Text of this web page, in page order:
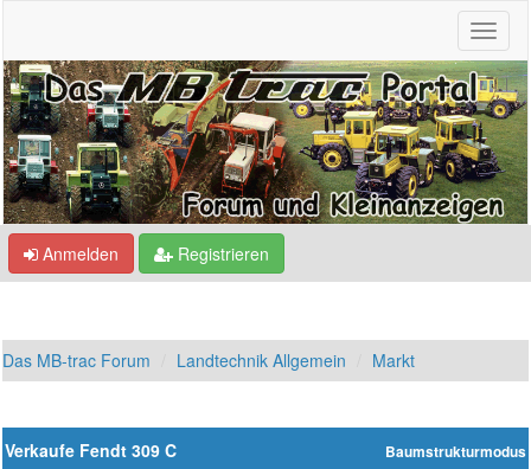
Anmelden Registrieren
Das MB-trac Forum Landtechnik Allgemein Markt
Baumstrukturmodus
Verkaufe Fendt 309 C